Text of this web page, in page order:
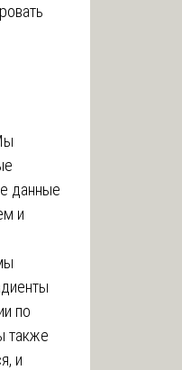
данные
и
по
также
и